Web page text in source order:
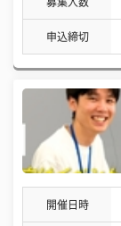
申込締切
開催日時